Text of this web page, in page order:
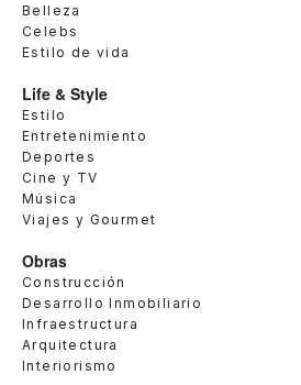
Belleza
Celebs
Estilo de vida
Life & Style
Estilo
Entretenimiento
Deportes
Cine y TV
Música
Viajes y Gourmet
Obras
Construcción
Desarrollo Inmobiliario
Infraestructura
Arquitectura
Interiorismo